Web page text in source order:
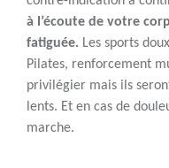
à l’écoute de votre
fatiguée. Les sports
Pilates, renforcement
privilégier mais ils
lents. Et en cas de
marche.